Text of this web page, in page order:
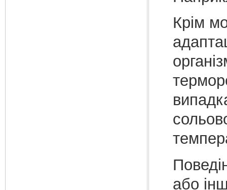
Крім
або